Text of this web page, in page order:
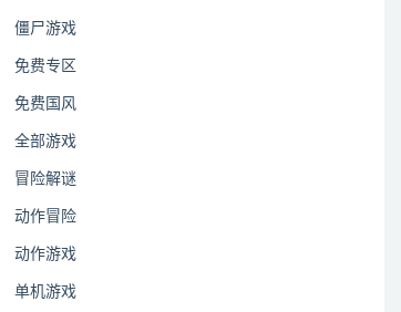
僵尸游戏
免费专区
免费国风
全部游戏
冒险解谜
动作冒险
动作游戏
单机游戏